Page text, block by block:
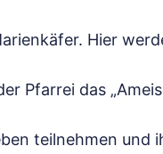
Hier
Pfarrei das
teilnehmen und